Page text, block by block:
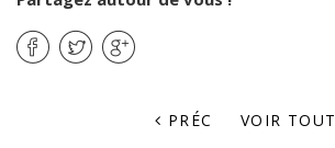
PRÉC VOIR TOUT